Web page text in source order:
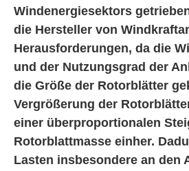
Windenergiesektors
die Hersteller von
Herausforderungen, da die
und der Nutzungsgrad der
die Größe der Rotorblätter
Vergrößerung der
einer überproportionalen
Rotorblattmasse einher.
Lasten insbesondere an den